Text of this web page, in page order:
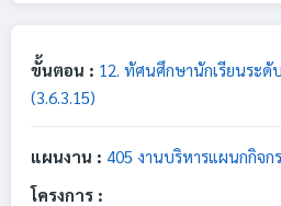
ขั้นตอน : 12. ทัศนศึกษานักเรียนระ
(3.6.3.15)
แผนงาน : 405 งานบริหารแผนกกิจก
โครงการ :